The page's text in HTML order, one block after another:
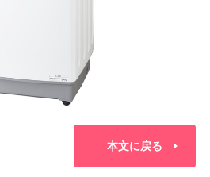
本文に戻る